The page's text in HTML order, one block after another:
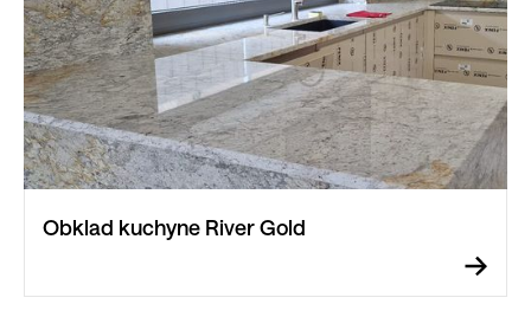
Obklad kuchyne River Gold